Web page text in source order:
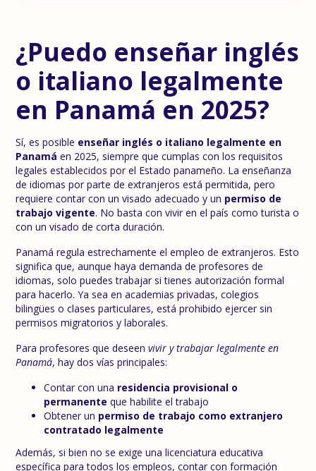
¿Puedo enseñar inglés
o italiano legalmente
en Panamá en 2025?
Sí, es posible enseñar inglés o italiano legalmente en
Panamá en 2025, siempre que cumplas con los requisitos
legales establecidos por el Estado panameño. La enseñanza
de idiomas por parte de extranjeros está permitida, pero
requiere contar con un visado adecuado y un permiso de
trabajo vigente. No basta con vivir en el país como turista o
con un visado de corta duración.
Panamá regula estrechamente el empleo de extranjeros. Esto
significa que, aunque haya demanda de profesores de
idiomas, solo puedes trabajar si tienes autorización formal
para hacerlo. Ya sea en academias privadas, colegios
bilingües o clases particulares, está prohibido ejercer sin
permisos migratorios y laborales.
Para profesores que deseenvivir y trabajar legalmente en
Panamá, hay dos vías principales:
Contar con una residencia provisional o
permanente que habilite el trabajo
Obtener un permiso de trabajo como extranjero
contratado legalmente
Además, si bien no se exige una licenciatura educativa
específica para todos los empleos, contar con formación